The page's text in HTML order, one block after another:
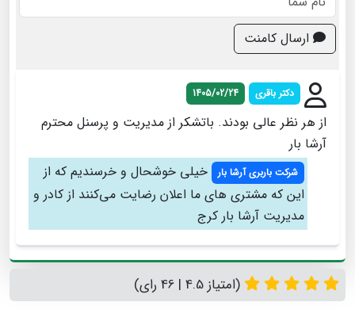
ارسال کامنت
دکتر باقری 1405/02/24
از هر نظر عالی بودند. باتشکر از مدیریت و پرسنل محترم
آرشا بار
شرکت باربری آرشا بار
خیلی خوشحال و خرسندیم که از
این که مشتری های ما اعلان رضایت می‌کنند از کادر و
مدیریت آرشا بار کرج
(امتیاز 4.5 | 46 رای)